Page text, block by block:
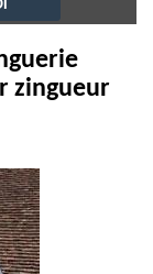
zingueur